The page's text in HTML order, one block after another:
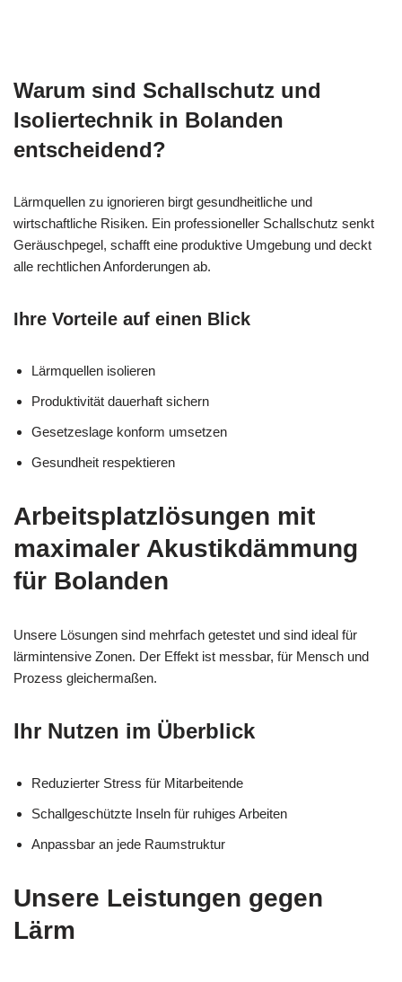
Warum sind Schallschutz und
Isoliertechnik in Bolanden
entscheidend?
Lärmquellen zu ignorieren birgt gesundheitliche und
wirtschaftliche Risiken. Ein professioneller Schallschutz senkt
Geräuschpegel, schafft eine produktive Umgebung und deckt
alle rechtlichen Anforderungen ab.
Ihre Vorteile auf einen Blick
Lärmquellen isolieren
Produktivität dauerhaft sichern
Gesetzeslage konform umsetzen
Gesundheit respektieren
Arbeitsplatzlösungen mit
maximaler Akustikdämmung
für Bolanden
Unsere Lösungen sind mehrfach getestet und sind ideal für
lärmintensive Zonen. Der Effekt ist messbar, für Mensch und
Prozess gleichermaßen.
Ihr Nutzen im Überblick
Reduzierter Stress für Mitarbeitende
Schallgeschützte Inseln für ruhiges Arbeiten
Anpassbar an jede Raumstruktur
Unsere Leistungen gegen
Lärm